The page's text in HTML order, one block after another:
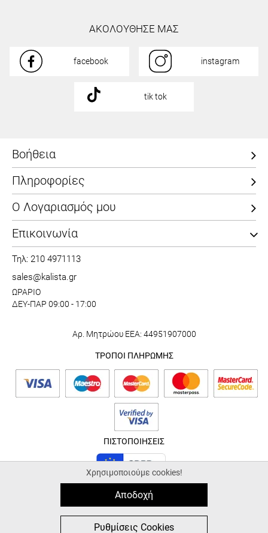
ΑΚΟΛΟΥΘΗΣΕ ΜΑΣ
facebook instagram
tik tok
Βοήθεια
Πληροφορίες
Ο Λογαριασμός μου
Επικοινωνία
Τηλ: 210 4971113
sales@kalista.gr
ΩΡΑΡΙΟ
ΔΕΥ-ΠΑΡ 09:00 - 17:00
Αρ. Μητρώου ΕΕΑ: 44951907000
ΤΡΟΠΟΙ ΠΛΗΡΩΜΗΣ
ΠΙΣΤΟΠΟΙΗΣΕΙΣ
ALL-IN-ONE eCommerce Business Development by
Plushost.gr
Χρησιμοποιούμε cookies!
Αποδοχή
Ρυθμίσεις Cookies